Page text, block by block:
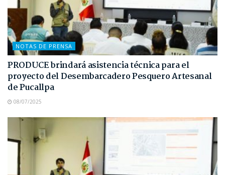
NOTAS DE PRENSA
PRODUCE brindará asistencia técnica para el
proyecto del Desembarcadero Pesquero Artesanal
de Pucallpa
08/07/2025